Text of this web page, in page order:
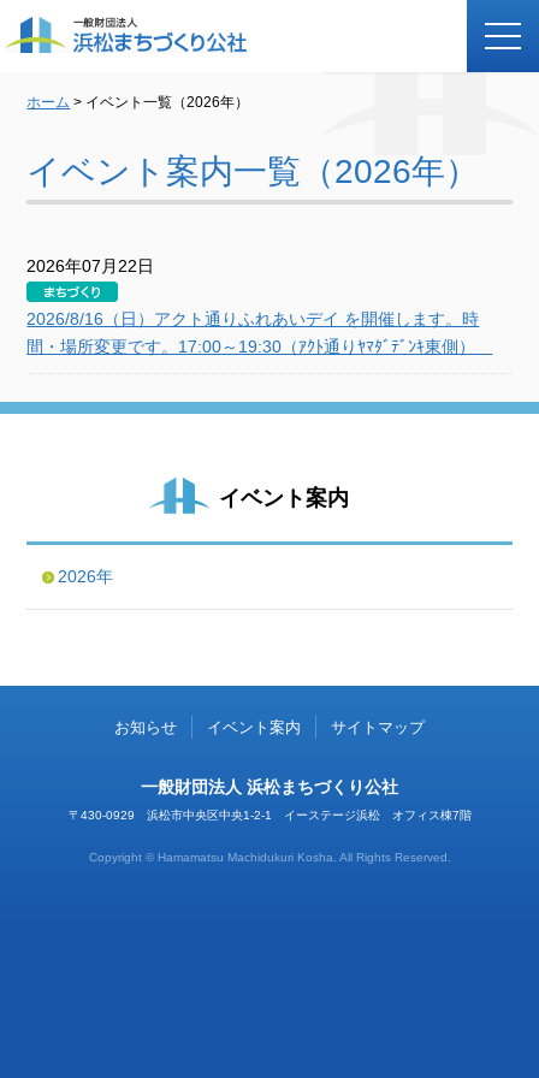
ホーム > イベント一覧（2026年）
イベント案内一覧（2026年）
2026年07月22日
2026/8/16（日）アクト通りふれあいデイ を開催します。時
間・場所変更です。17:00～19:30（ｱｸﾄ通りﾔﾏﾀﾞﾃﾞﾝｷ東側）
イベント案内
2026年
お知らせ イベント案内 サイトマップ
一般財団法人 浜松まちづくり公社
〒430-0929 浜松市中央区中央1-2-1 イーステージ浜松 オフィス棟7階
Copyright © Hamamatsu Machidukuri Kosha. All Rights Reserved.